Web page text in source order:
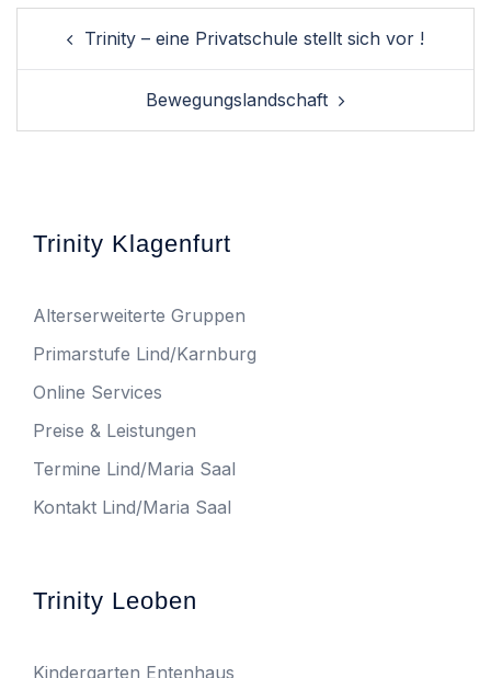
navigationTrinity – eine Privatschule stellt sich vor !
Bewegungslandschaft
Trinity Klagenfurt
Alterserweiterte Gruppen
Primarstufe Lind/Karnburg
Online Services
Preise & Leistungen
Termine Lind/Maria Saal
Kontakt Lind/Maria Saal
Trinity Leoben
Kindergarten Entenhaus